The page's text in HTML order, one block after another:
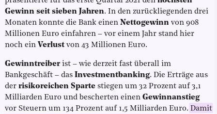
Gewinn seit sieben Jahren. In den zurückliegenden drei
Monaten konnte die Bank einen Nettogewinn von 908
Millionen Euro einfahren – vor einem Jahr stand hier
noch ein Verlust von 43 Millionen Euro.
Gewinntreiberist – wie derzeit fast überall im
Bankgeschäft – das Investmentbanking. Die Erträge aus
der risikoreichen Sparte stiegen um 32 Prozent auf 3,1
Milliarden Euro und bescherten einen Gewinnanstieg
vor Steuern um 134 Prozent auf 1,5 Milliarden Euro. Damit